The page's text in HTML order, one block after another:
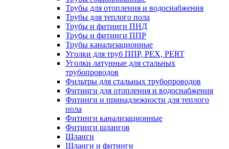
Трубы для отопления и водоснабжения
Трубы для теплого пола
Трубы и фитинги ПНД
Трубы и фитинги ППР
Трубы канализационные
Уголки для труб ППР, PEX, PERT
Уголки латунные для стальных
трубопроводов
Фильтры для стальных трубопроводов
Фитинги для отопления и водоснабжения
Фитинги и принадлежности для теплого
пола
Фитинги канализационные
Фитинги шлангов
Шланги
Шланги и фитинги